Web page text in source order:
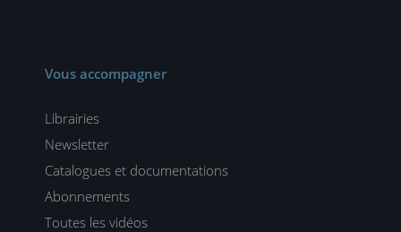
Vous accompagner
Librairies
Newsletter
Catalogues et documentations
Abonnements
Toutes les vidéos